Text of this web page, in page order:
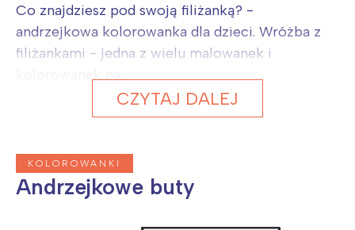
Co znajdziesz pod swoją filiżanką? -
andrzejkowa kolorowanka dla dzieci. Wróżba z
filiżankami - jedna z wielu malowanek i
CZYTAJ DALEJ
KOLOROWANKI
Andrzejkowe buty